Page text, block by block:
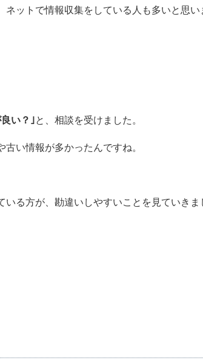
ットで情報収集をしている人も多いと思い
い？｣と、相談を受けました。
い情報が多かったんですね。
る方が、勘違いしやすいことを見ていきま